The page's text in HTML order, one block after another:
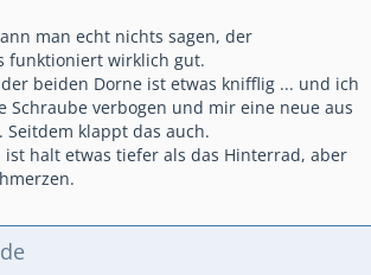
man echt nichts sagen, der
funktioniert wirklich gut.
beiden Dorne ist etwas knifflig ... und ich
Schraube verbogen und mir eine neue aus
Seitdem klappt das auch.
ist halt etwas tiefer als das Hinterrad, aber